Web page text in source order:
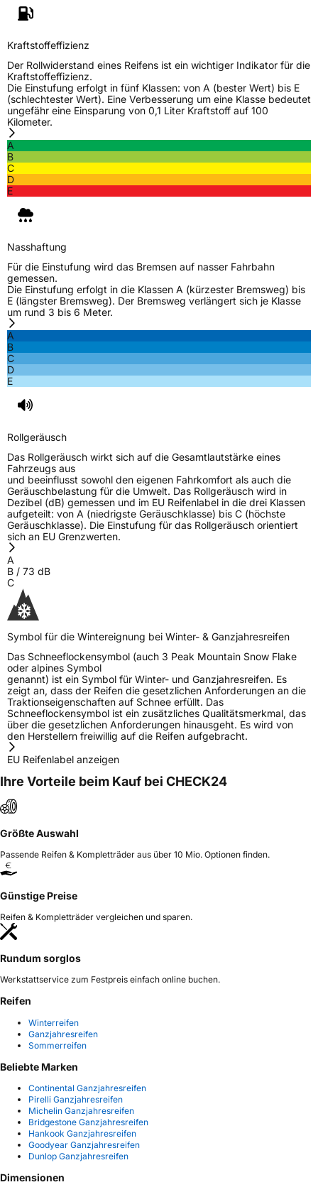
Verwendung
ModellnameCatchfors AS 2
FahrzeugartPKW & SUV
Weitere Eigenschaften
Schlauchtyp
Nasshaftung C
Rollgeräusch (Klasse)
EPREL ID 2113851
Allgemeine Produktsicherheit (GPSR)
HerstellerkontaktWindforce, Qingdao China,
maksim.meng@landspidertire.com
Verantwortliche
in der EU
corrado bergagna, Qingdao China,
Kraftstoffeffizienz
Der Rollwiderstand eines Reifens ist ein wichtiger Indikator für die
Kraftstoffeffizienz.
Die Einstufung erfolgt in fünf Klassen: von A (bester Wert) bis E
(schlechtester Wert). Eine Verbesserung um eine Klasse bedeutet
ungefähr eine Einsparung von 0,1 Liter Kraftstoff auf 100
Kilometer.
A
B
C
D
E
Nasshaftung
Für die Einstufung wird das Bremsen auf nasser Fahrbahn
gemessen.
Die Einstufung erfolgt in die Klassen A (kürzester Bremsweg) bis
E (längster Bremsweg). Der Bremsweg verlängert sich je Klasse
um rund 3 bis 6 Meter.
A
B
C
D
E
Rollgeräusch
Das Rollgeräusch wirkt sich auf die Gesamtlautstärke eines
Fahrzeugs aus
und beeinflusst sowohl den eigenen Fahrkomfort als auch die
Geräuschbelastung für die Umwelt. Das Rollgeräusch wird in
Dezibel (dB) gemessen und im EU Reifenlabel in die drei Klassen
aufgeteilt: von A (niedrigste Geräuschklasse) bis C (höchste
Geräuschklasse). Die Einstufung für das Rollgeräusch orientiert
sich an EU Grenzwerten.
A
B / 73 dB
C
Symbol für die Wintereignung bei Winter- & Ganzjahresreifen
Das Schneeflockensymbol (auch 3 Peak Mountain Snow Flake
oder alpines Symbol
genannt) ist ein Symbol für Winter- und Ganzjahresreifen. Es
zeigt an, dass der Reifen die gesetzlichen Anforderungen an die
Traktionseigenschaften auf Schnee erfüllt. Das
Schneeflockensymbol ist ein zusätzliches Qualitätsmerkmal, das
über die gesetzlichen Anforderungen hinausgeht. Es wird von
den Herstellern freiwillig auf die Reifen aufgebracht.
EU Reifenlabel anzeigen
Ihre Vorteile beim Kauf bei CHECK24
Größte Auswahl
Passende Reifen & Kompletträder aus über 10 Mio. Optionen finden.
Günstige Preise
Reifen & Kompletträder vergleichen und sparen.
Rundum sorglos
Werkstattservice zum Festpreis einfach online buchen.
Reifen
Winterreifen
Ganzjahresreifen
Sommerreifen
Beliebte Marken
Continental Ganzjahresreifen
Pirelli Ganzjahresreifen
Michelin Ganzjahresreifen
Bridgestone Ganzjahresreifen
Hankook Ganzjahresreifen
Goodyear Ganzjahresreifen
Dunlop Ganzjahresreifen
Dimensionen